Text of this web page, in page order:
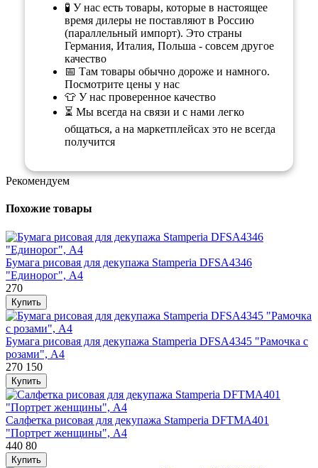
🧪 У нас есть товары, которые в настоящее
время дилеры не поставляют в Россию
(параллельный импорт). Это страны
Германия, Италия, Польша - совсем другое
качество
📅 Там товары обычно дороже и намного.
Посмотрите цены у нас
👕 У нас проверенное качество
⏳ Мы всегда на связи и с нами легко
общаться, а на маркетплейсах это не всегда
получится
Рекомендуем
Похожие товары
Бумага рисовая для декупажа Stamperia DFSA4346
"Единорог", А4
270
Бумага рисовая для декупажа Stamperia DFSA4345 "Рамочка с
розами", А4
270 150
Салфетка рисовая для декупажа Stamperia DFTMA401
"Портрет женщины", А4
440 80